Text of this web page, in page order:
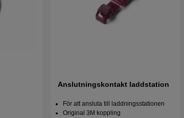
Anslutningskontakt laddstation
För att ansluta till laddningsstationen
Original 3M koppling